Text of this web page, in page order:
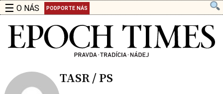
☰ O NÁS PODPORTE NÁS
TASR / PS